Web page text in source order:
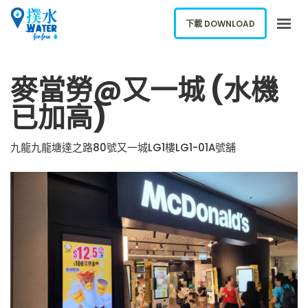
下載應用
報告新飲水機
ENGLISH
下載 DOWNLOAD
麥當勞@又一城 (水機
已加高)
九龍九龍塘達之路80號又一城LG1樓LG1-01A號舖
下載 DOWNLOAD